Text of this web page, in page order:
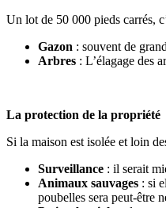
Un lot de 50 000 pieds carrés,
Gazon : souvent de
Arbres : L’élagage des
La protection de la propriété
Si la maison est isolée et loin
Surveillance : il serait
Animaux sauvages : si
poubelles sera peut-être